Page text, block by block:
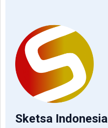
Sketsa Indonesia